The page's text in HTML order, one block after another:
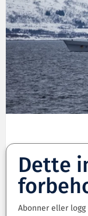
Dette
Abonner eller